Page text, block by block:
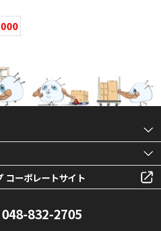
コーポレートサイト
048-832-2705